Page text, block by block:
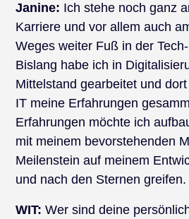
Janine: Ich stehe noch ganz
Karriere und vor allem auch
Weges weiter Fuß in der
Bislang habe ich in
Mittelstand gearbeitet und
IT meine Erfahrungen
Erfahrungen möchte ich
mit meinem bevorstehenden
Meilenstein auf meinem
und nach den Sternen greifen.
WIT: Wer sind deine